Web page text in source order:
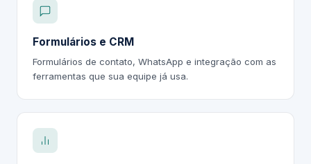
Formulários e CRM
Formulários de contato, WhatsApp e integração com as
ferramentas que sua equipe já usa.